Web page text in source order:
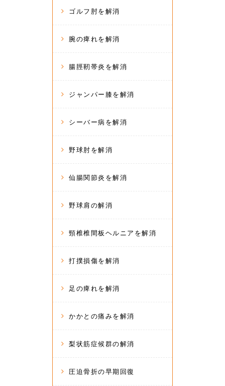
ゴルフ肘を解消
腕の痺れを解消
腸脛靭帯炎を解消
ジャンパー膝を解消
シーバー病を解消
野球肘を解消
仙腸関節炎を解消
野球肩の解消
頸椎椎間板ヘルニアを解消
打撲損傷を解消
足の痺れを解消
かかとの痛みを解消
梨状筋症候群の解消
圧迫骨折の早期回復